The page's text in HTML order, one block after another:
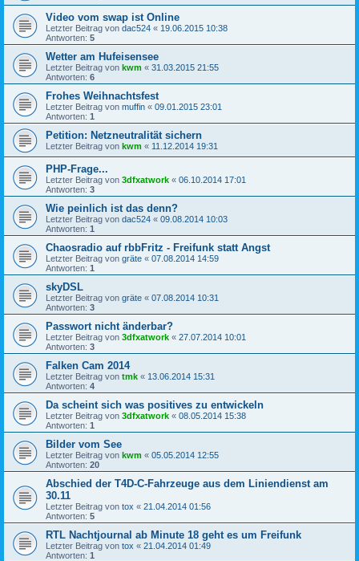
Video vom swap ist Online
Letzter Beitrag von dac524 « 19.06.2015 10:38
Antworten: 5
Wetter am Hufeisensee
Letzter Beitrag von kwm « 31.03.2015 21:55
Antworten: 6
Frohes Weihnachtsfest
Letzter Beitrag von muffin « 09.01.2015 23:01
Antworten: 1
Petition: Netzneutralität sichern
Letzter Beitrag von kwm « 11.12.2014 19:31
PHP-Frage...
Letzter Beitrag von 3dfxatwork « 06.10.2014 17:01
Antworten: 3
Wie peinlich ist das denn?
Letzter Beitrag von dac524 « 09.08.2014 10:03
Antworten: 1
Chaosradio auf rbbFritz - Freifunk statt Angst
Letzter Beitrag von gräte « 07.08.2014 14:59
Antworten: 1
skyDSL
Letzter Beitrag von gräte « 07.08.2014 10:31
Antworten: 3
Passwort nicht änderbar?
Letzter Beitrag von 3dfxatwork « 27.07.2014 10:01
Antworten: 3
Falken Cam 2014
Letzter Beitrag von tmk « 13.06.2014 15:31
Antworten: 4
Da scheint sich was positives zu entwickeln
Letzter Beitrag von 3dfxatwork « 08.05.2014 15:38
Antworten: 1
Bilder vom See
Letzter Beitrag von kwm « 05.05.2014 12:55
Antworten: 20
Abschied der T4D-C-Fahrzeuge aus dem Liniendienst am
30.11
Letzter Beitrag von tox « 21.04.2014 01:56
Antworten: 5
RTL Nachtjournal ab Minute 18 geht es um Freifunk
Letzter Beitrag von tox « 21.04.2014 01:49
Antworten: 1